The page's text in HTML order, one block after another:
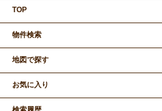
TOP
物件検索
地図で探す
お気に入り